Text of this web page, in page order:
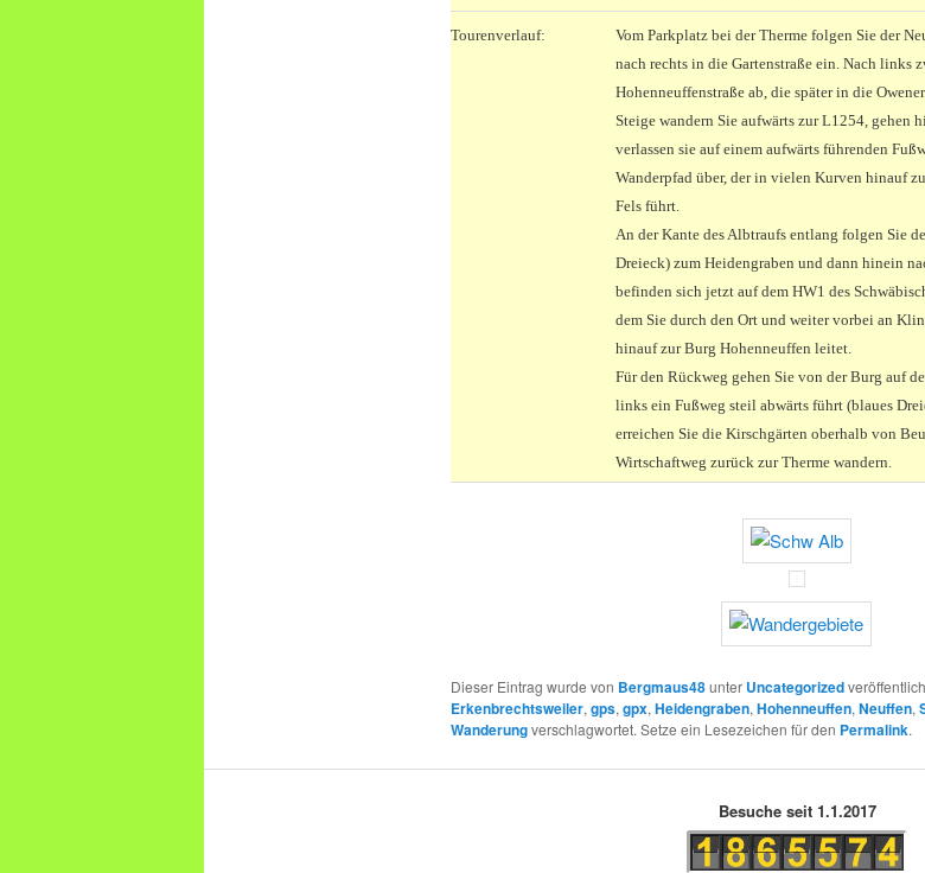
Tourenverlauf:
Vom Parkplatz bei der Therme folgen Sie der
nach rechts in die Gartenstraße ein. Nach links
Hohenneuffenstraße ab, die später in die
Steige wandern Sie aufwärts zur L1254, gehen
verlassen sie auf einem aufwärts führenden
Wanderpfad über, der in vielen Kurven hinauf
Fels führt.
An der Kante des Albtraufs entlang folgen Sie
Dreieck) zum Heidengraben und dann hinein
befinden sich jetzt auf dem HW1 des
dem Sie durch den Ort und weiter vorbei an
hinauf zur Burg Hohenneuffen leitet.
Für den Rückweg gehen Sie von der Burg auf
links ein Fußweg steil abwärts führt (blaues
erreichen Sie die Kirschgärten oberhalb von
Wirtschaftweg zurück zur Therme wandern.
Dieser Eintrag wurde von Bergmaus48unter Uncategorized
Erkenbrechtsweiler, gps, gpx, Heidengraben, Hohenneuffen, Neuffen,
Wanderungverschlagwortet. Setze ein Lesezeichen für den Permalink.
Besuche seit 1.1.2017